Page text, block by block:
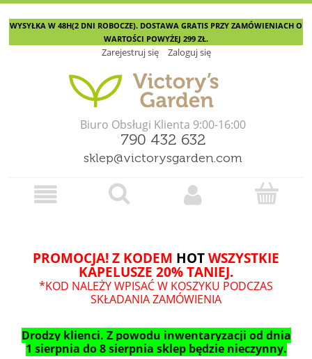
WYSYŁKA W 48H(2 DNI ROBOCZE). DOSTAWA GRATIS PRZY ZAMÓWIENIACH O
WARTOŚCI POWYŻEJ 299 ZŁ.
Zarejestruj się Zaloguj się
Biuro Obsługi Klienta 9:00-16:00
790 432 632
sklep@victorysgarden.com
PROMOCJA! Z KODEM HOT WSZYSTKIE
KAPELUSZE 20% TANIEJ.
*KOD NALEŻY WPISAĆ W KOSZYKU PODCZAS
SKŁADANIA ZAMÓWIENIA
Drodzy klienci. Z powodu inwentaryzacji od dnia
1 sierpnia do 8 sierpnia sklep będzie nieczynny.